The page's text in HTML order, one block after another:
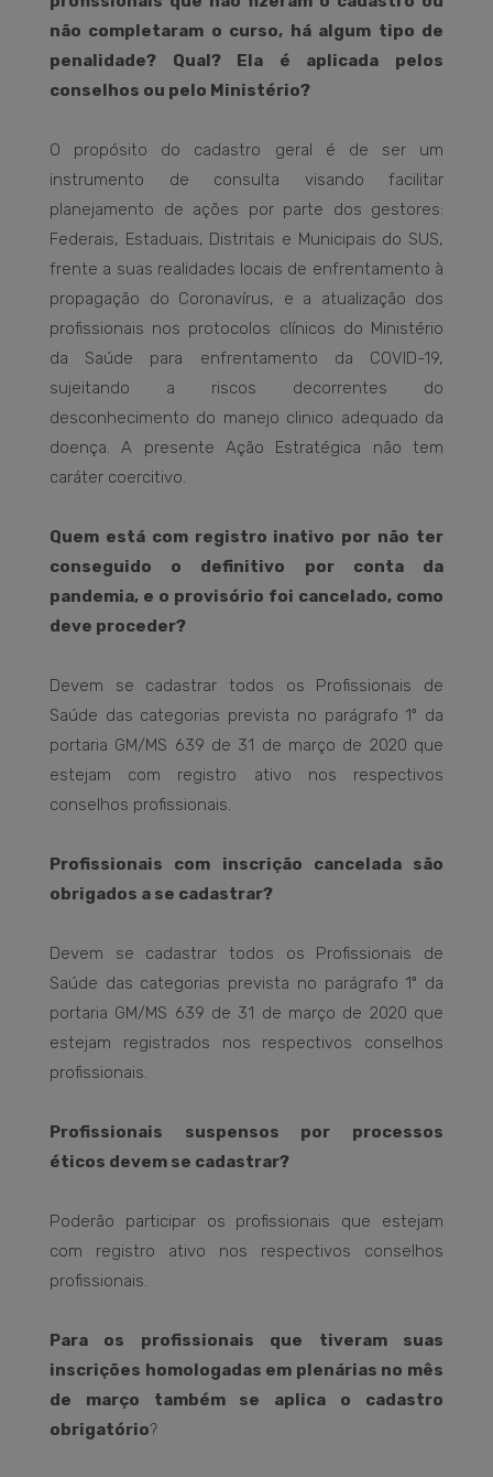
não completaram o curso, há algum tipo de
penalidade? Qual? Ela é aplicada pelos
conselhos ou pelo Ministério?
O propósito do cadastro geral é de ser um
instrumento de consulta visando facilitar
planejamento de ações por parte dos gestores:
Federais, Estaduais, Distritais e Municipais do SUS,
frente a suas realidades locais de enfrentamento à
propagação do Coronavírus, e a atualização dos
profissionais nos protocolos clínicos do Ministério
da Saúde para enfrentamento da COVID-19,
sujeitando a riscos decorrentes do
desconhecimento do manejo clinico adequado da
doença. A presente Ação Estratégica não tem
caráter coercitivo.
Quem está com registro inativo por não ter
conseguido o definitivo por conta da
pandemia, e o provisório foi cancelado, como
deve proceder?
Devem se cadastrar todos os Profissionais de
Saúde das categorias prevista no parágrafo 1º da
portaria GM/MS 639 de 31 de março de 2020 que
estejam com registro ativo nos respectivos
conselhos profissionais.
Profissionais com inscrição cancelada são
obrigados a se cadastrar?
Devem se cadastrar todos os Profissionais de
Saúde das categorias prevista no parágrafo 1º da
portaria GM/MS 639 de 31 de março de 2020 que
estejam registrados nos respectivos conselhos
profissionais.
Profissionais suspensos por processos
éticos devem se cadastrar?
Poderão participar os profissionais que estejam
com registro ativo nos respectivos conselhos
profissionais.
Para os profissionais que tiveram suas
inscrições homologadas em plenárias no mês
de março também se aplica o cadastro
obrigatório?